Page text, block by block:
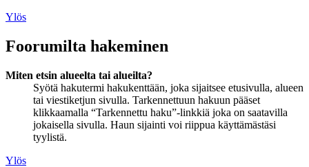
Ylös
Foorumilta hakeminen
Miten etsin alueelta tai alueilta?
Syötä hakutermi hakukenttään, joka sijaitsee etusivulla, alueen
tai viestiketjun sivulla. Tarkennettuun hakuun pääset
klikkaamalla “Tarkennettu haku”-linkkiä joka on saatavilla
jokaisella sivulla. Haun sijainti voi riippua käyttämästäsi
tyylistä.
Ylös